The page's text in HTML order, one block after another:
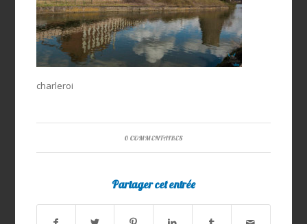
charleroi
0 COMMENTAIRES
Partager cet entrée